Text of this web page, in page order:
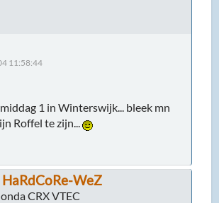
11:58:44
1 in Winterswijk... bleek mn
Roffel te zijn...
HaRdCoRe-WeZ
CRX VTEC